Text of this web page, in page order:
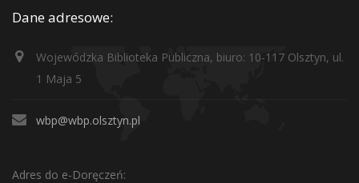
Dane adresowe:
Wojewódzka Biblioteka Publiczna, biuro: 10-117 Olsztyn, ul.
1 Maja 5
wbp@wbp.olsztyn.pl
Adres do e-Doręczeń: